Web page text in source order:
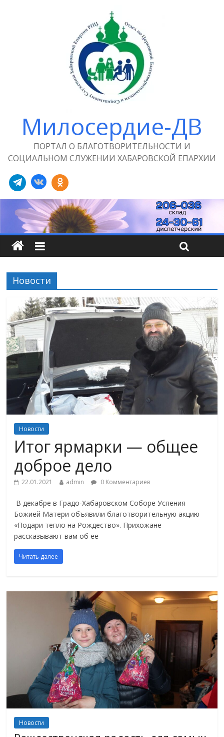
Милосердие-ДВ
ПОРТАЛ О БЛАГОТВОРИТЕЛЬНОСТИ И
СОЦИАЛЬНОМ СЛУЖЕНИИ ХАБАРОВСКОЙ ЕПАРХИИ
Новости
Новости
Итог ярмарки — общее
доброе дело
22.01.2021 admin 0 Комментариев
В декабре в Градо-Хабаровском Соборе Успения
Божией Матери объявили благотворительную акцию
«Подари тепло на Рождество». Прихожане
рассказывают вам об ее
Читать далее
Новости